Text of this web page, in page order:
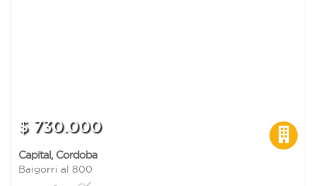
$ 730.000
Capital, Cordoba
Baigorri al 800